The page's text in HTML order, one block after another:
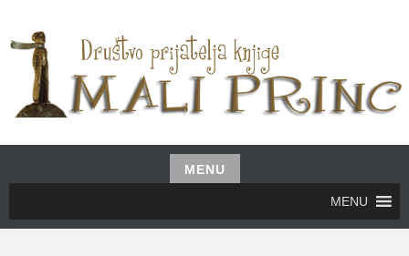
content
MALI PRINC
MENU
to
MENU